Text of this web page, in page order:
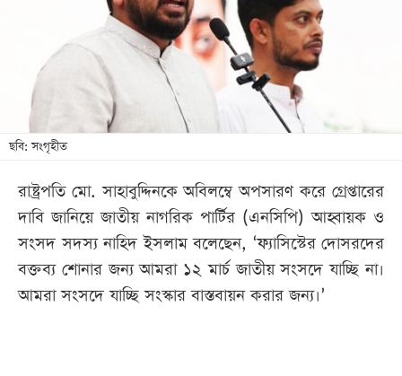
বিনোদন
লাইফ
স্টাইল
শিক্ষা
সব
বিভাগ
ছবি: সংগৃহীত
রাষ্ট্রপতি মো. সাহাবুদ্দিনকে অবিলম্বে অপসারণ করে গ্রেপ্তারের
দাবি জানিয়ে জাতীয় নাগরিক পার্টির (এনসিপি) আহ্বায়ক ও
সংসদ সদস্য নাহিদ ইসলাম বলেছেন, ‘ফ্যাসিস্টের দোসরদের
বক্তব্য শোনার জন্য আমরা ১২ মার্চ জাতীয় সংসদে যাচ্ছি না।
আমরা সংসদে যাচ্ছি সংস্কার বাস্তবায়ন করার জন্য।’